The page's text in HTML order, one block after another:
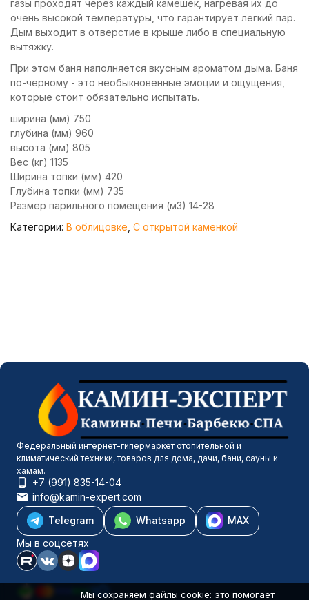
газы проходят через каждый камешек, нагревая их до
очень высокой температуры, что гарантирует легкий пар.
Дым выходит в отверстие в крыше либо в специальную
вытяжку.
При этом баня наполняется вкусным ароматом дыма. Баня
по-черному - это необыкновенные эмоции и ощущения,
которые стоит обязательно испытать.
ширина (мм) 750
глубина (мм) 960
высота (мм) 805
Вес (кг) 1135
Ширина топки (мм) 420
Глубина топки (мм) 735
Размер парильного помещения (м3) 14-28
Категории: В облицовке С открытой каменкой
Федеральный интернет-гипермаркет отопительной и
климатический техники, товаров для дома, дачи, бани, сауны и
хамам.
+7 (991) 835-14-04
info@kamin-expert.com
Telegram
Whatsapp
MAX
Мы в соцсетях
Мы сохраняем файлы cookie: это помогает